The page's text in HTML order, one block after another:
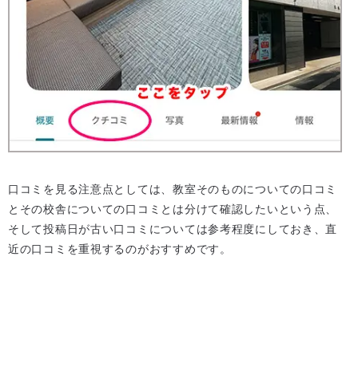
口コミを見る注意点としては、教室そのものについての口コミ
とその校舎についての口コミとは分けて確認したいという点、
そして投稿日が古い口コミについては参考程度にしておき、直
近の口コミを重視するのがおすすめです。